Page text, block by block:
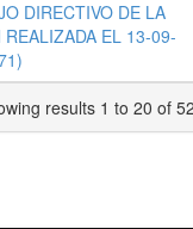
DIRECTIVO DE LA
REALIZADA EL 13-09-
results 1 to 20 of 52